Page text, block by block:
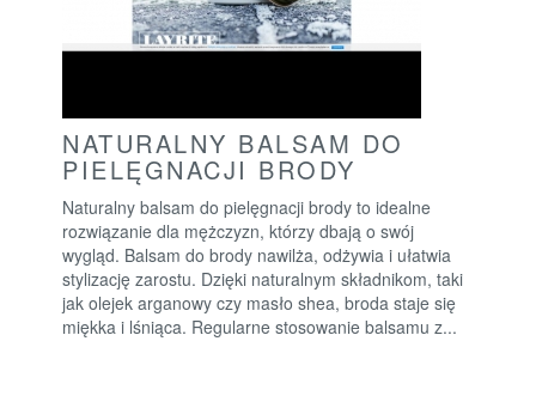
NATURALNY BALSAM DO
PIELĘGNACJI BRODY
Naturalny balsam do pielęgnacji brody to idealne
rozwiązanie dla mężczyzn, którzy dbają o swój
wygląd. Balsam do brody nawilża, odżywia i ułatwia
stylizację zarostu. Dzięki naturalnym składnikom, taki
jak olejek arganowy czy masło shea, broda staje się
miękka i lśniąca. Regularne stosowanie balsamu z...